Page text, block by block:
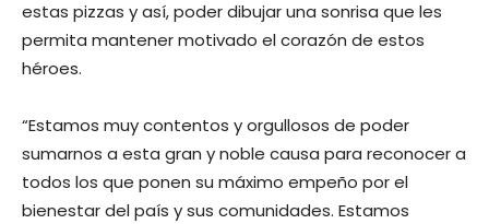
estas pizzas y así, poder dibujar una sonrisa que les
permita mantener motivado el corazón de estos
héroes.
“Estamos muy contentos y orgullosos de poder
sumarnos a esta gran y noble causa para reconocer a
todos los que ponen su máximo empeño por el
bienestar del país y sus comunidades. Estamos